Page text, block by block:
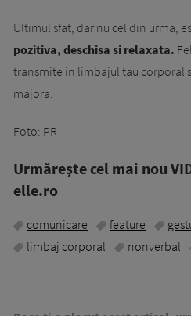
Ultimul sfat, dar nu cel din urma,
pozitiva, deschisa si relaxata.
transmite in limbajul tau corporal
majora.
Foto: PR
Urmăreşte cel mai nou
elle.ro
comunicare feature
limbaj corporal
nonverbal